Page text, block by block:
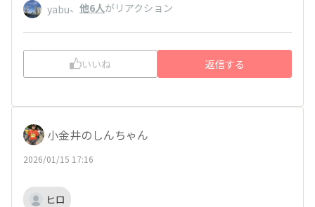
yabu、 他6人がリアクション
いいね 返信する
小金井のしんちゃん
2026/01/15 17:16
ヒロ